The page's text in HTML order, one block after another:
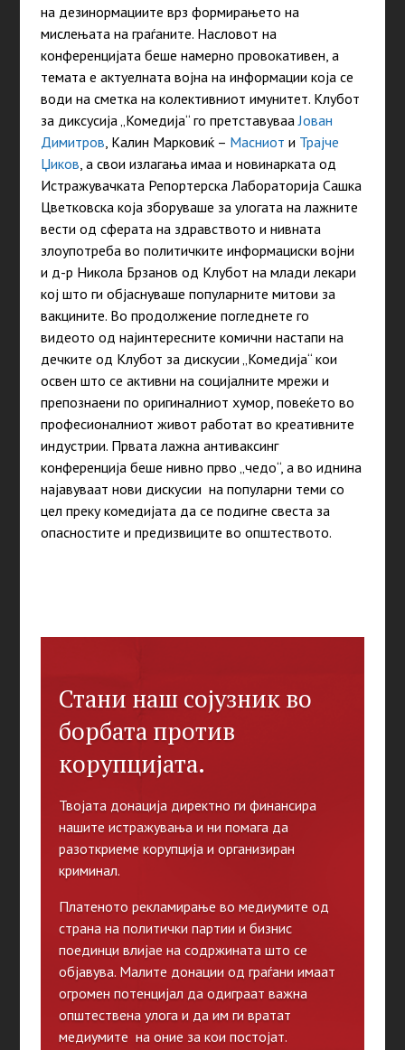
на дезинормациите врз формирањето на
мислењата на граѓаните. Насловот на
конференцијата беше намерно провокативен, а
темата е актуелната војна на информации која се
води на сметка на колективниот имунитет. Клубот
за диксусија „Комедија“ го претставувааЈован
Димитров , Калин Марковиќ – Масниот и Трајче
Џиков , а свои излагања имаа и новинарката од
Истражувачката Репортерска Лабораторија Сашка
Цветковска која зборуваше за улогата на лажните
вести од сферата на здравството и нивната
злоупотреба во политичките информациски војни
и д-р Никола Брзанов од Клубот на млади лекари
кој што ги објаснуваше популарните митови за
вакцините. Во продолжение погледнете го
видеото од најинтересните комични настапи на
дечките од Клубот за дискусии „Комедија“ кои
освен што се активни на социјалните мрежи и
препознаени по оригиналниот хумор, повеќето во
професионалниот живот работат во креативните
индустрии. Првата лажна антиваксинг
конференција беше нивно прво „чедо“, а во иднина
најавуваат нови дискусии на популарни теми со
цел преку комедијата да се подигне свеста за
опасностите и предизвиците во општеството.
Стани наш сојузник во
борбата против
корупцијата.
Твојата донација директно ги финансира
нашите истражувања и ни помага да
разоткриеме корупција и организиран
криминал.
Платеното рекламирање во медиумите од
страна на политички партии и бизнис
поединци влијае на содржината што се
објавува. Малите донации од граѓани имаат
огромен потенцијал да одиграат важна
општествена улога и да им ги вратат
медиумите на оние за кои постојат.